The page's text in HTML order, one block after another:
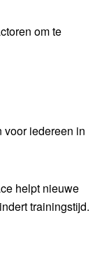
om te
voor iedereen in
helpt nieuwe
trainingstijd.